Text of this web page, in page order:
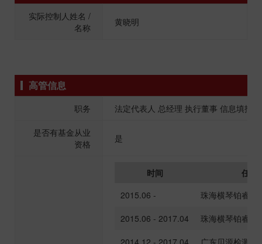
实际控制人姓名 /
名称
黄晓明
高管信息
职务 法定代表人 总经理 执行董事 信息填报
是否有基金从业
资格
是
时间
任职
2015.06 -
珠海横琴铂睿资
2015.06 - 2017.04
珠海横琴铂睿资
2014.12 - 2017.04
广东贝源检测技